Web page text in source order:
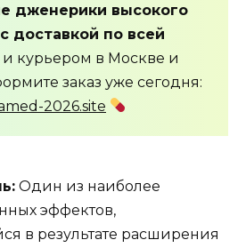
дженерики высокого
доставкой по всей
и курьером в Москве и
заказ уже сегодня:
2026.site
Один из наиболее
эффектов,
в результате расширения